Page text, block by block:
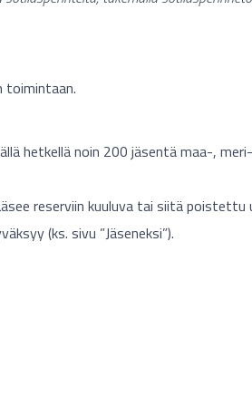
toimintaan.
hetkellä noin 200 jäsentä maa-, meri-
reserviin kuuluva tai siitä poistettu
(ks. sivu ”Jäseneksi”).